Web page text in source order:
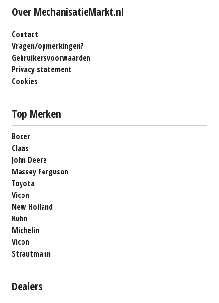
Over MechanisatieMarkt.nl
Contact
Vragen/opmerkingen?
Gebruikersvoorwaarden
Privacy statement
Cookies
Top Merken
Boxer
Claas
John Deere
Massey Ferguson
Toyota
Vicon
New Holland
Kuhn
Michelin
Vicon
Strautmann
Dealers